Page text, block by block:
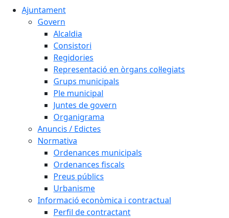
Ajuntament
Govern
Alcaldia
Consistori
Regidories
Representació en òrgans col·legiats
Grups municipals
Ple municipal
Juntes de govern
Organigrama
Anuncis / Edictes
Normativa
Ordenances municipals
Ordenances fiscals
Preus públics
Urbanisme
Informació econòmica i contractual
Perfil de contractant